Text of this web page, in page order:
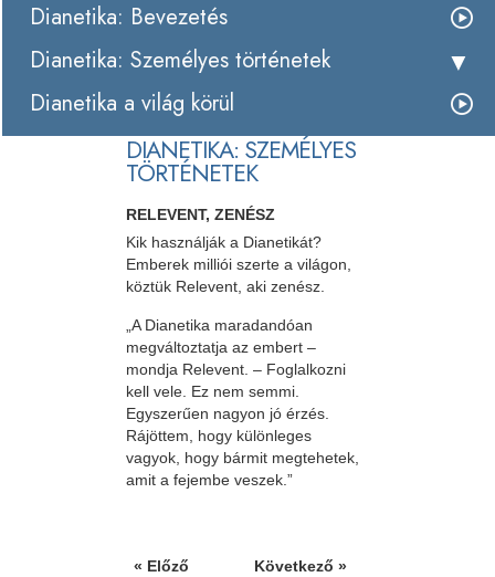
Dianetika: Bevezetés
Dianetika: Személyes történetek
Dianetika a világ körül
DIANETIKA: SZEMÉLYES
TÖRTÉNETEK
RELEVENT, ZENÉSZ
Kik használják a Dianetikát?
Emberek milliói szerte a világon,
köztük Relevent, aki zenész.
„A Dianetika maradandóan
megváltoztatja az embert –
mondja Relevent. – Foglalkozni
kell vele. Ez nem semmi.
Egyszerűen nagyon jó érzés.
Rájöttem, hogy különleges
vagyok, hogy bármit megtehetek,
amit a fejembe veszek.”
« Előző Következő »